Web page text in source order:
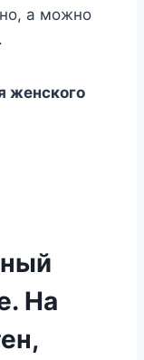
а можно
женского
На